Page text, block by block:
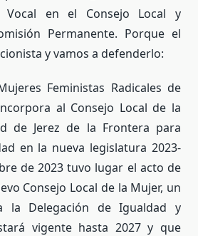
Vocal en el Consejo Local y
Permanente. Porque el
y vamos a defenderlo:
Feministas Radicales de
al Consejo Local de la
de Jerez de la Frontera para
en la nueva legislatura 2023-
de 2023 tuvo lugar el acto de
Consejo Local de la Mujer, un
la Delegación de Igualdad y
vigente hasta 2027 y que